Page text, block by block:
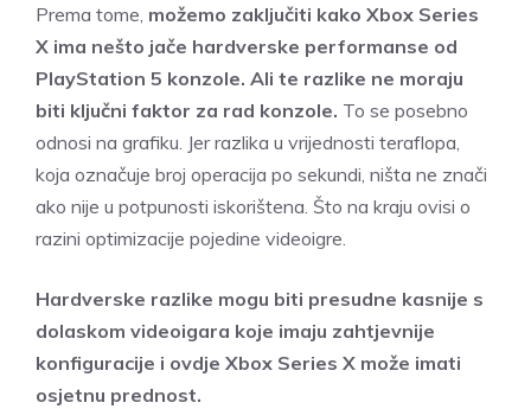
Prema tome, možemo zaključiti kako Xbox Series
X ima nešto jače hardverske performanse od
PlayStation 5 konzole. Ali te razlike ne moraju
biti ključni faktor za rad konzole. To se posebno
odnosi na grafiku. Jer razlika u vrijednosti teraflopa,
koja označuje broj operacija po sekundi, ništa ne znači
ako nije u potpunosti iskorištena. Što na kraju ovisi o
razini optimizacije pojedine videoigre.
Hardverske razlike mogu biti presudne kasnije s
dolaskom videoigara koje imaju zahtjevnije
konfiguracije i ovdje Xbox Series X može imati
osjetnu prednost.